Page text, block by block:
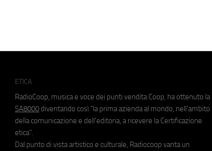
ETICA
RadioCoop, musica e voce dei punti vendita Coop, ha ottenuto la
SA8000 diventando così "la prima azienda al mondo, nell'ambito
della comunicazione e dell'editoria, a ricevere la Certificazione
etica".
Dal punto di vista artistico e culturale, Radiocoop vanta un